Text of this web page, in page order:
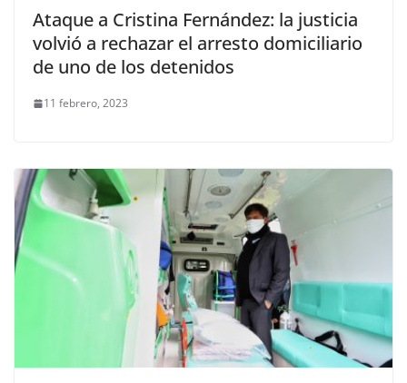
Ataque a Cristina Fernández: la justicia
volvió a rechazar el arresto domiciliario
de uno de los detenidos
11 febrero, 2023